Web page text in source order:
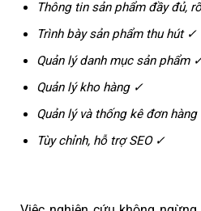
Thông tin sản phẩm đầy đủ,
Trình bày sản phẩm thu hút ✓
Quản lý danh mục sản phẩm
Quản lý kho hàng ✓
Quản lý và thống kê đơn
Tùy chỉnh, hỗ trợ SEO ✓